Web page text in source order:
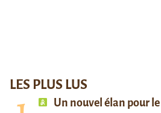
LES PLUS LUS
Un nouvel élan pour